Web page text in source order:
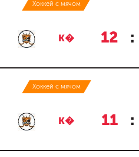
Хоккей с мячом
К� 12 :
Хоккей с мячом
К� 11 :